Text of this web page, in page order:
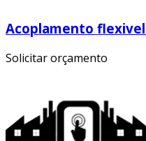
Acoplamento
Solicitar orçamento